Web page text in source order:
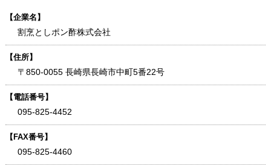
【企業名】
割烹としポン酢株式会社
【住所】
〒850-0055 長崎県長崎市中町5番22号
【電話番号】
095-825-4452
【FAX番号】
095-825-4460